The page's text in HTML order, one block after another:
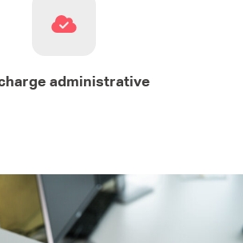
administrative